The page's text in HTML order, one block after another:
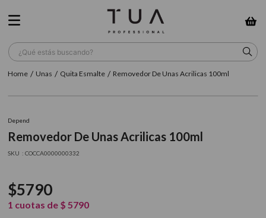
¿Qué estás buscando?
Unas Quita Esmalte Removedor De Unas Acrilicas 100ml
Depend
Removedor De Unas Acrilicas 100ml
: COCCA0000000332
$5790
1 cuotas de $ 5790
TÉRMINOS MÁS BUSCADOS
5. cepillo
6. gama